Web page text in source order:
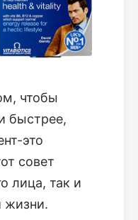
чтобы
быстрее,
это
совет
лица, так и
жизни.